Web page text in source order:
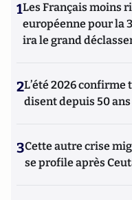
1Les Français moins
européenne pour la
ira le grand
2L’été 2026 confirme
disent depuis 50
3Cette autre crise
se profile après